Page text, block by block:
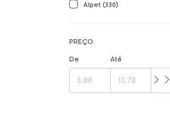
Alpet (330)
PREÇO
De Até